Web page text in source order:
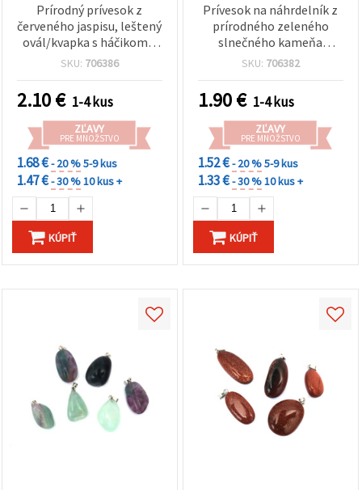
Prírodný prívesok z
červeného jaspisu, leštený
ovál/kvapka s háčikom v
striebornej farbe, 15–20 ×
SKU: 706386
2.10€ 1-4 kus
ZĽAVY
PRE MNOŽSTVO
1.68 €- 20 %5-9 kus
1.47 €- 30 %10 kus +
KÚPIŤ
Prívesok na náhrdelník z
prírodného zeleného
slnečného kameňa
(heliolit) – mix veľkostí
SKU: 706382
1.90€ 1-4 kus
ZĽAVY
PRE MNOŽSTVO
1.52 €- 20 %5-9 kus
1.33 €- 30 %10 kus +
KÚPIŤ